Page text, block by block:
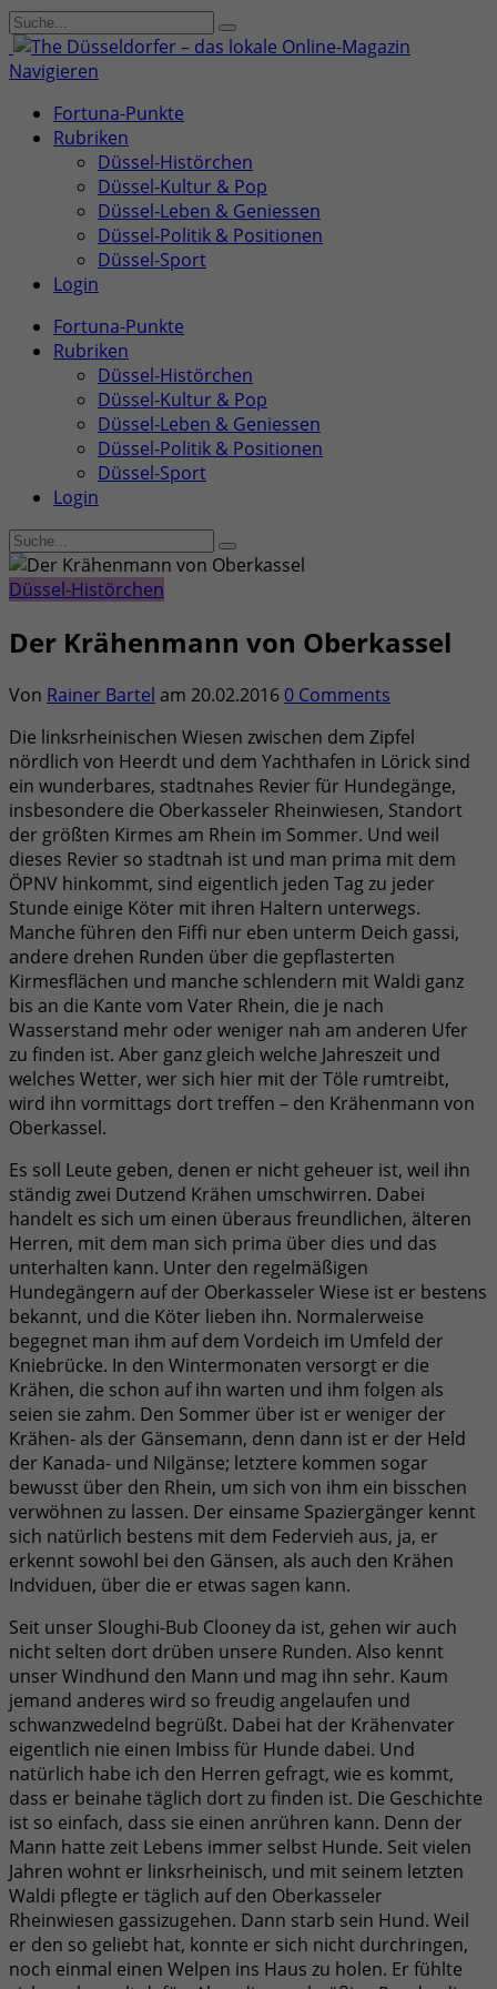
Navigieren
Fortuna-Punkte
Rubriken
Düssel-Histörchen
Düssel-Kultur & Pop
Düssel-Leben & Geniessen
Düssel-Politik & Positionen
Düssel-Sport
Login
Fortuna-Punkte
Rubriken
Düssel-Histörchen
Düssel-Kultur & Pop
Düssel-Leben & Geniessen
Düssel-Politik & Positionen
Düssel-Sport
Login
Düssel-Histörchen
Der Krähenmann von Oberkassel
Von Rainer Bartel am 20.02.2016 0 Comments
Die linksrheinischen Wiesen zwischen dem Zipfel
nördlich von Heerdt und dem Yachthafen in Lörick sind
ein wunderbares, stadtnahes Revier für Hundegänge,
insbesondere die Oberkasseler Rheinwiesen, Standort
der größten Kirmes am Rhein im Sommer. Und weil
dieses Revier so stadtnah ist und man prima mit dem
ÖPNV hinkommt, sind eigentlich jeden Tag zu jeder
Stunde einige Köter mit ihren Haltern unterwegs.
Manche führen den Fiffi nur eben unterm Deich gassi,
andere drehen Runden über die gepflasterten
Kirmesflächen und manche schlendern mit Waldi ganz
bis an die Kante vom Vater Rhein, die je nach
Wasserstand mehr oder weniger nah am anderen Ufer
zu finden ist. Aber ganz gleich welche Jahreszeit und
welches Wetter, wer sich hier mit der Töle rumtreibt,
wird ihn vormittags dort treffen – den Krähenmann von
Oberkassel.
Es soll Leute geben, denen er nicht geheuer ist, weil ihn
ständig zwei Dutzend Krähen umschwirren. Dabei
handelt es sich um einen überaus freundlichen, älteren
Herren, mit dem man sich prima über dies und das
unterhalten kann. Unter den regelmäßigen
Hundegängern auf der Oberkasseler Wiese ist er bestens
bekannt, und die Köter lieben ihn. Normalerweise
begegnet man ihm auf dem Vordeich im Umfeld der
Kniebrücke. In den Wintermonaten versorgt er die
Krähen, die schon auf ihn warten und ihm folgen als
seien sie zahm. Den Sommer über ist er weniger der
Krähen- als der Gänsemann, denn dann ist er der Held
der Kanada- und Nilgänse; letztere kommen sogar
bewusst über den Rhein, um sich von ihm ein bisschen
verwöhnen zu lassen. Der einsame Spaziergänger kennt
sich natürlich bestens mit dem Federvieh aus, ja, er
erkennt sowohl bei den Gänsen, als auch den Krähen
Indviduen, über die er etwas sagen kann.
Seit unser Sloughi-Bub Clooney da ist, gehen wir auch
nicht selten dort drüben unsere Runden. Also kennt
unser Windhund den Mann und mag ihn sehr. Kaum
jemand anderes wird so freudig angelaufen und
schwanzwedelnd begrüßt. Dabei hat der Krähenvater
eigentlich nie einen Imbiss für Hunde dabei. Und
natürlich habe ich den Herren gefragt, wie es kommt,
dass er beinahe täglich dort zu finden ist. Die Geschichte
ist so einfach, dass sie einen anrühren kann. Denn der
Mann hatte zeit Lebens immer selbst Hunde. Seit vielen
Jahren wohnt er linksrheinisch, und mit seinem letzten
Waldi pflegte er täglich auf den Oberkasseler
Rheinwiesen gassizugehen. Dann starb sein Hund. Weil
er den so geliebt hat, konnte er sich nicht durchringen,
noch einmal einen Welpen ins Haus zu holen. Er fühlte